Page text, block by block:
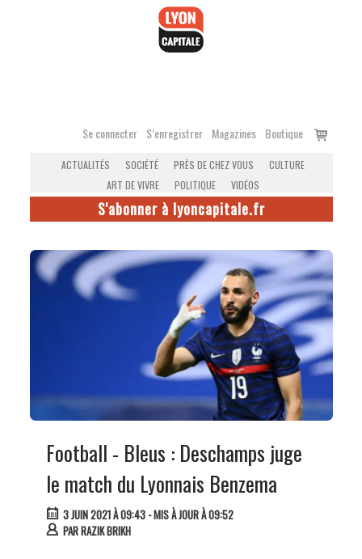
Se connecter S’enregistrer Magazines Boutique
Voir
ACTUALITÉS SOCIÉTÉ PRÈS DE CHEZ VOUS
CULTURE
ART DE VIVRE
POLITIQUE VIDÉOS
S'abonner à lyoncapitale.fr
Football - Bleus : Deschamps juge
le match du Lyonnais Benzema
3 JUIN 2021 À 09:43- MIS À JOUR À 09:52
PARRAZIK BRIKH